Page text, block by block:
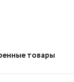
товары